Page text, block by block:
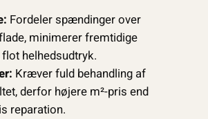
Fordeler spændinger over
minimerer fremtidige
flot helhedsudtryk.
Kræver fuld behandling af
derfor højere m²-pris end
reparation.